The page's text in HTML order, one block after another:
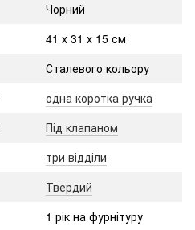
Чорний
41 х 31 х 15 см
Сталевого кольору
одна коротка ручка
Під клапаном
три відділи
Твердий
1 рік на фурнітуру